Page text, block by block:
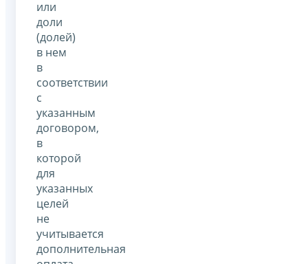
или
доли
(долей)
в нем
в
соответствии
с
указанным
договором,
в
которой
для
указанных
целей
не
учитывается
дополнительная